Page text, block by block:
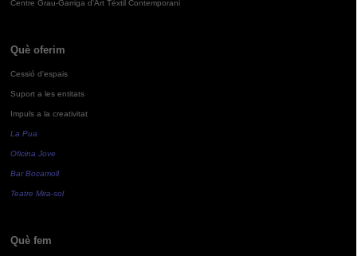
Centre Grau-Garriga d'Art Tèxtil Contemporani
Què oferim
Cessió d'espais
Suport a les entitats
Impuls a la creativitat
La Pua
Oficina Jove
Bar Bocamoll
Teatre Mira-sol
Què fem